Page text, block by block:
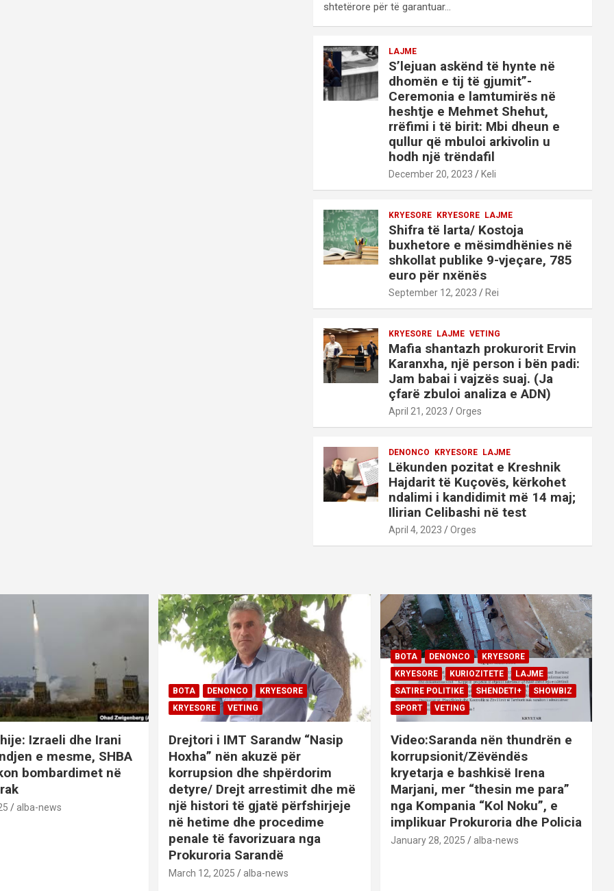
shtetërore për të garantuar…
LAJME
S’lejuan askënd të hynte në
dhomën e tij të gjumit”-
Ceremonia e lamtumirës në
heshtje e Mehmet Shehut,
rrëfimi i të birit: Mbi dheun e
qullur që mbuloi arkivolin u
hodh një trëndafil
December 20, 2023 Keli
KRYESORE KRYESORE LAJME
Shifra të larta/ Kostoja
buxhetore e mësimdhënies në
shkollat publike 9-vjeçare, 785
euro për nxënës
September 12, 2023 Rei
KRYESORE LAJME VETING
Mafia shantazh prokurorit Ervin
Karanxha, një person i bën padi:
Jam babai i vajzës suaj. (Ja
çfarë zbuloi analiza e ADN)
April 21, 2023 Orges
DENONCO KRYESORE LAJME
Lëkunden pozitat e Kreshnik
Hajdarit të Kuçovës, kërkohet
ndalimi i kandidimit më 14 maj;
Ilirian Celibashi në test
April 4, 2023 Orges
Izraeli dhe Irani
e mesme, SHBA
bombardimet në
alba-news
BOTA DENONCO
KRYESORE
KRYESORE
VETING
Drejtori i IMT Sarandw “Nasip
Hoxha” nën akuzë për
korrupsion dhe shpërdorim
detyre/ Drejt arrestimit dhe më
një histori të gjatë përfshirjeje
në hetime dhe procedime
penale të favorizuara nga
Prokuroria Sarandë
March 12, 2025 alba-news
BOTA DENONCO
KRYESORE
KRYESORE
KURIOZITETE
LAJME
SATIRE POLITIKE
SHENDETI+
SHOWBIZ
SPORT
VETING
Video:Saranda nën thundrën e
korrupsionit/Zëvëndës
kryetarja e bashkisë Irena
Marjani, mer “thesin me para”
nga Kompania “Kol Noku”, e
implikuar Prokuroria dhe Policia
January 28, 2025 alba-news
BOTA DENONCO
KRYESORE